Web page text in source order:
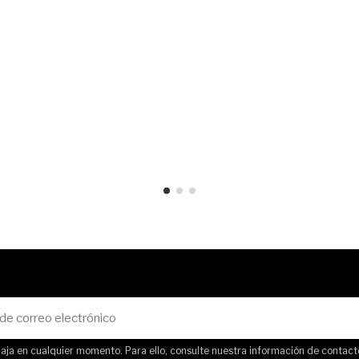
en cualquier momento. Para ello, consulte nuestra información de